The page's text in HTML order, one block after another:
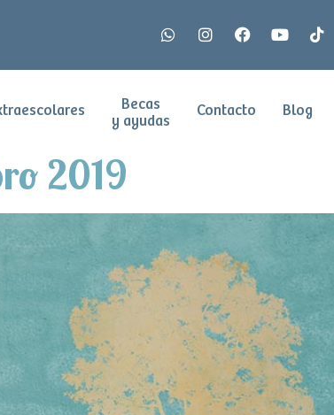
Becas
y ayudas
Contacto Blog
2019